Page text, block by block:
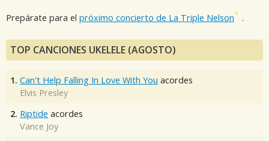
Prepárate para el próximo concierto de La Triple Nelson .
TOP CANCIONES UKELELE (AGOSTO)
1. Can't Help Falling In Love With You acordes
Elvis Presley
2. Riptide acordes
Vance Joy